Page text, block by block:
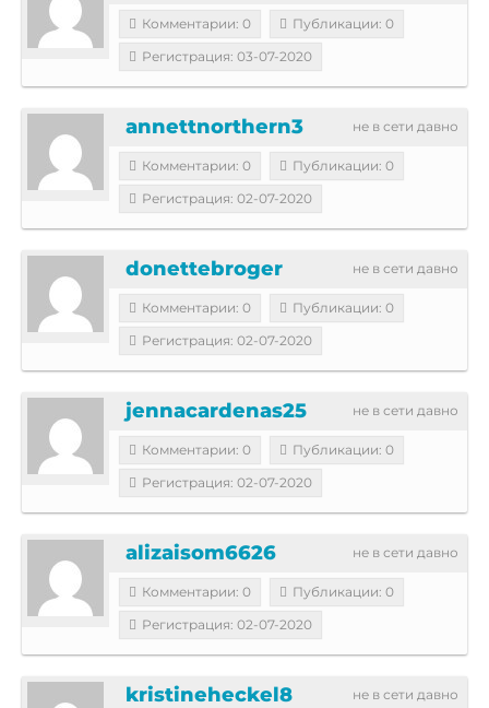
Комментарии: 0
Публикации: 0
Регистрация: 03-07-2020
не в сети давно
annettnorthern3
Комментарии: 0
Публикации: 0
Регистрация: 02-07-2020
не в сети давно
donettebroger
Комментарии: 0
Публикации: 0
Регистрация: 02-07-2020
не в сети давно
jennacardenas25
Комментарии: 0
Публикации: 0
Регистрация: 02-07-2020
не в сети давно
alizaisom6626
Комментарии: 0
Публикации: 0
Регистрация: 02-07-2020
не в сети давно
kristineheckel8